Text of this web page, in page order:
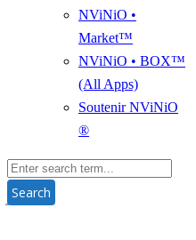
NViNiO •
Market™
NViNiO • BOX™
(All Apps)
Soutenir NViNiO
®